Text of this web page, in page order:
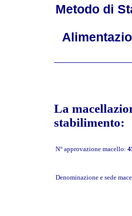
Metodo di
La
stabilimento:
N° approvazione macello:
Denominazione e sede